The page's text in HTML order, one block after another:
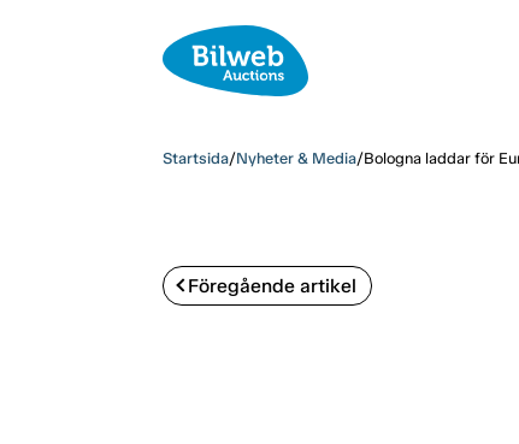
Startsida/Nyheter & Media/Bologna laddar för
Föregående artikel